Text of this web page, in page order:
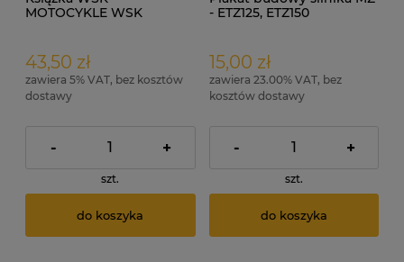
MOTOCYKLE WSK
43,50 zł
zawiera 5% VAT, bez kosztów
dostawy
- +
szt.
do koszyka
- ETZ125, ETZ150
15,00 zł
zawiera 23.00% VAT, bez
kosztów dostawy
- +
szt.
do koszyka